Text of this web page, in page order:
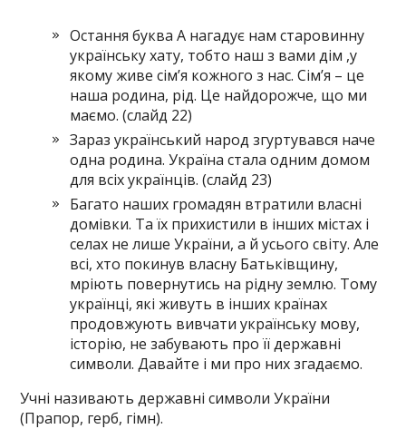
Остання буква А нагадує нам старовинну
українську хату, тобто наш з вами дім ,у
якому живе сім’я кожного з нас. Сім’я – це
наша родина, рід. Це найдорожче, що ми
маємо. (слайд 22)
Зараз український народ згуртувався наче
одна родина. Україна стала одним домом
для всіх українців. (слайд 23)
Багато наших громадян втратили власні
домівки. Та їх прихистили в інших містах і
селах не лише України, а й усього світу. Але
всі, хто покинув власну Батьківщину,
мріють повернутись на рідну землю. Тому
українці, які живуть в інших країнах
продовжують вивчати українську мову,
історію, не забувають про її державні
символи. Давайте і ми про них згадаємо.
Учні називають державні символи України
(Прапор, герб, гімн).